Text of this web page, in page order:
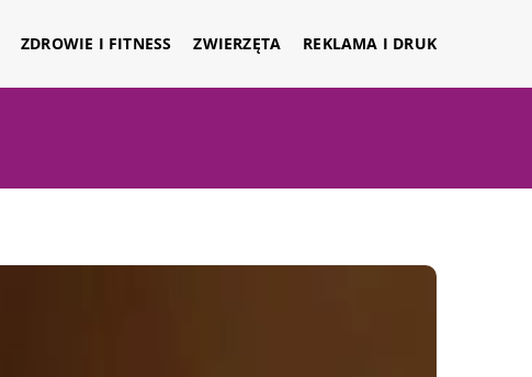
ZDROWIE I FITNESS ZWIERZĘTA REKLAMA I DRUK